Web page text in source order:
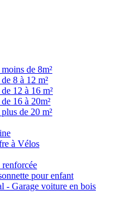
de 8m²
8 à 12 m²
12 à 16 m²
16 à 20m²
de 20 m²
à Vélos
pour enfant
- Garage voiture en bois